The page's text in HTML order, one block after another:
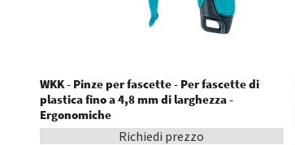
WKK - Pinze per fascette - Per fascette di
plastica fino a 4,8 mm di larghezza -
Ergonomiche
Richiedi prezzo